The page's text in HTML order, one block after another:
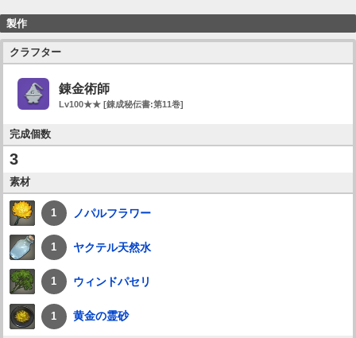
製作
クラフター
錬金術師
Lv100★★ [錬成秘伝書:第11巻]
完成個数
3
素材
1 ノパルフラワー
1 ヤクテル天然水
1 ウィンドパセリ
1 黄金の霊砂